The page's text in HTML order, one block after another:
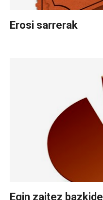
Erosi sarrerak
Egin zaitez bazkide